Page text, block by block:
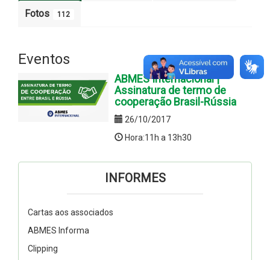
Fotos 112
Eventos
ABMES Internacional |
Assinatura de termo de
cooperação Brasil-Rússia
26/10/2017
Hora:11h a 13h30
INFORMES
Cartas aos associados
ABMES Informa
Clipping